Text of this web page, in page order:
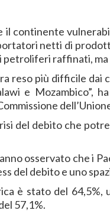
continente
netti di
raffinati,
reso più difficile dai
e Mozambico”,
del debito che
osservato che i
del debito e uno
è stato del 64,5%,
57,1%.